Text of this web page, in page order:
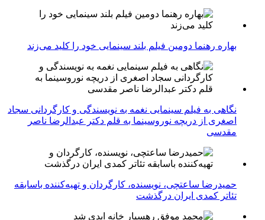
بهاره رهنما دومین فیلم بلند سینمایی خود را کلید می‌زند
نگاهی به فیلم سینمایی نغمه به نویسندگی و کارگردانی سجاد
اصغری از دریچه نوروسینما به قلم دکتر عبدالرضا ناصر
مقدسی
حمیدرضا ساعتچی، نویسنده، کارگردان و تهیه‌کننده باسابقه
تئاتر کمدی ایران درگذشت